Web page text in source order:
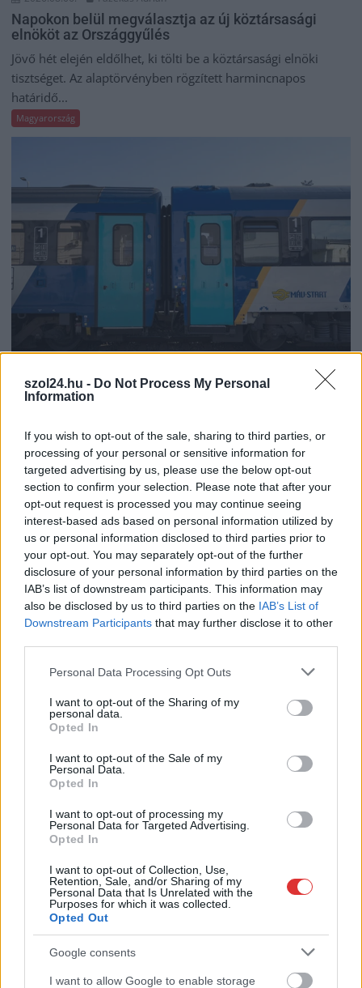
szol24.hu - Do Not Process My Personal
Information
If you wish to opt-out of the sale, sharing to third parties, or
processing of your personal or sensitive information for
targeted advertising by us, please use the below opt-out
section to confirm your selection. Please note that after your
opt-out request is processed you may continue seeing
interest-based ads based on personal information utilized by
us or personal information disclosed to third parties prior to
your opt-out. You may separately opt-out of the further
disclosure of your personal information by third parties on the
IAB’s list of downstream participants. This information may
also be disclosed by us to third parties on the IAB’s List of
Downstream Participants that may further disclose it to other
Please note that this website/app uses one or more Google
not limited to your visit or usage behaviour. You may click to
grant or deny consent to Google and its third-party tags to
use your data for below specified purposes in below Google
consent section.
Personal Data Processing Opt Outs
I want to opt-out of the Sharing of my
personal data.
Opted In
I want to opt-out of the Sale of my
Personal Data.
Opted In
I want to opt-out of processing my
Personal Data for Targeted Advertising.
Opted In
I want to opt-out of Collection, Use,
Retention, Sale, and/or Sharing of my
Personal Data that Is Unrelated with the
Purposes for which it was collected.
Opted Out
Google consents
I want to allow Google to enable storage
Napokon belül megválasztja az új köztársasági
elnököt az Országgyűlés
Jövő hét elején eldőlhet, ki tölti be a köztársasági elnöki
tisztséget. Az alaptörvényben rögzített harmincnapos
határidő...
Magyarország
Váratlan fennakadás borította fel a Szolnok–
Akik csütörtök reggel a Szolnok és Kecskemét közötti
vasútvonalon tervezték az utazásukat, azoknak érdemes volt
indulás...
Magyarország
Egyszer fent, egyszer lent, így festett a Duna a két
évvel ezelőtti árvíz idején és így most –
Akik szeretik az előtte-utána képeket, azok számára
feltétlenül ajánlott ez a képgyűjtemény. Több helyszín
ugyanabból a...
Magyarország